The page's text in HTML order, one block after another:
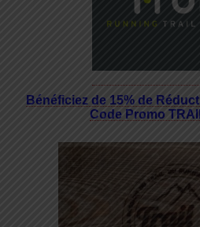
Bénéficiez de 15% de
Code Promo